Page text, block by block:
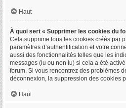
Haut
À quoi sert « Supprimer les cookies du
Cela supprime tous les cookies créés par
paramètres d’authentification et votre
aussi des fonctionnalités telles que les
messages (lu ou non lu) si cela a été
forum. Si vous rencontrez des problèmes
déconnexion, la suppression des cookies
Haut